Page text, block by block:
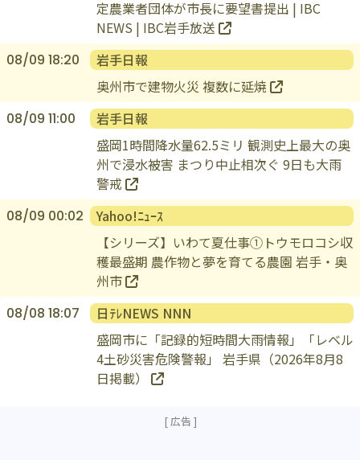
定農業者団体が市長に要望書提出 | IBC
NEWS | IBC岩手放送
08/09 18:20
岩手日報
奥州市で建物火災 複数に延焼
08/09 11:00
岩手日報
盛岡1時間降水量62.5ミリ 観測史上最大の奥
州で浸水被害 まつり中止相次ぐ 9日も大雨
警戒
08/09 00:02
Yahoo!ﾆｭｰｽ
【シリーズ】いわて夏仕事①トウモロコシ収
穫最盛期 農作物と夢を育てる農園 岩手・奥
州市
08/08 18:07
日ﾃﾚNEWS NNN
盛岡市に「記録的短時間大雨情報」「レベル
4土砂災害危険警報」 岩手県（2026年8月8
日掲載）